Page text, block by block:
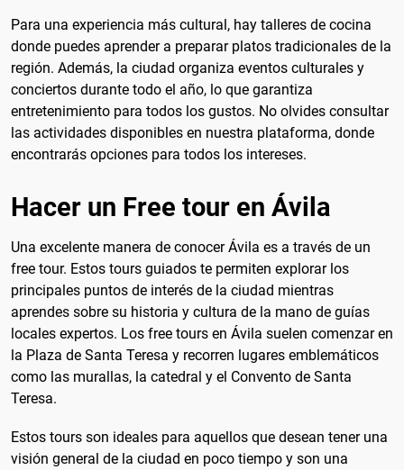
Para una experiencia más cultural, hay talleres de cocina
donde puedes aprender a preparar platos tradicionales de la
región. Además, la ciudad organiza eventos culturales y
conciertos durante todo el año, lo que garantiza
entretenimiento para todos los gustos. No olvides consultar
las actividades disponibles en nuestra plataforma, donde
encontrarás opciones para todos los intereses.
Hacer un Free tour en Ávila
Una excelente manera de conocer Ávila es a través de un
free tour. Estos tours guiados te permiten explorar los
principales puntos de interés de la ciudad mientras
aprendes sobre su historia y cultura de la mano de guías
locales expertos. Los free tours en Ávila suelen comenzar en
la Plaza de Santa Teresa y recorren lugares emblemáticos
como las murallas, la catedral y el Convento de Santa
Teresa.
Estos tours son ideales para aquellos que desean tener una
visión general de la ciudad en poco tiempo y son una